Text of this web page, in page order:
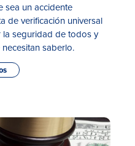
sea un accidente
de verificación universal
seguridad de todos y
saberlo.